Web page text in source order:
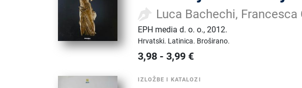
Luca Bachechi, Francesca
EPH media d. o. o.,2012.
Hrvatski. Latinica. Broširano.
3,98 -3,99 €
IZLOŽBE I KATALOZI